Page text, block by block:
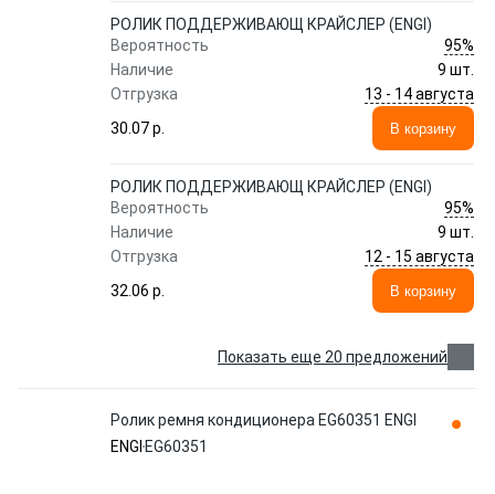
РОЛИК ПОДДЕРЖИВАЮЩ КРАЙСЛЕР (ENGI)
Вероятность
95%
Наличие
9 шт.
Отгрузка
13 - 14 августа
30.07 p.
В корзину
РОЛИК ПОДДЕРЖИВАЮЩ КРАЙСЛЕР (ENGI)
Вероятность
95%
Наличие
9 шт.
Отгрузка
12 - 15 августа
32.06 p.
В корзину
Показать еще 20 предложений
Ролик ремня кондиционера EG60351 ENGI
ENGI EG60351